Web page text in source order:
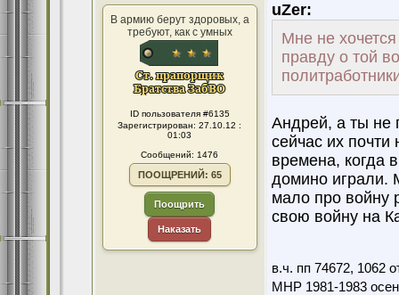
В армию берут здоровых, а
требуют, как с умных
ID пользователя #6135
Зарегистрирован: 27.10.12 :
01:03
Сообщений: 1476
ПООЩРЕНИЙ: 65
Поощрить
Наказать
uZer:
Мне не
правду о той
Андрей, а ты не
сейчас их
времена, когда
домино играли.
мало про войну
свою войну на
в.ч. пп 74672, 1062
МНР 1981-1983